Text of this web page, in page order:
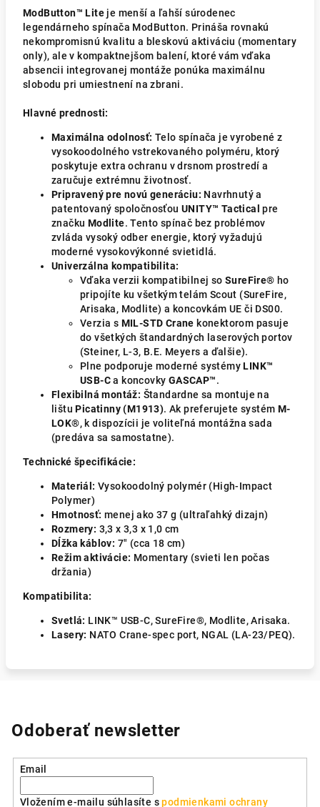
ModButton™ Lite je menší a ľahší súrodenec
legendárneho spínača ModButton. Prináša rovnakú
nekompromisnú kvalitu a bleskovú aktiváciu (momentary
only), ale v kompaktnejšom balení, ktoré vám vďaka
absencii integrovanej montáže ponúka maximálnu
slobodu pri umiestnení na zbrani.
Hlavné prednosti:
Maximálna odolnosť: Telo spínača je vyrobené z
vysokoodolného vstrekovaného polyméru, ktorý
poskytuje extra ochranu v drsnom prostredí a
zaručuje extrémnu životnosť.
Pripravený pre novú generáciu: Navrhnutý a
patentovaný spoločnosťou UNITY™ Tactical pre
značku Modlite. Tento spínač bez problémov
zvláda vysoký odber energie, ktorý vyžadujú
moderné vysokovýkonné svietidlá.
Univerzálna kompatibilita:
Vďaka verzii kompatibilnej so SureFire® ho
pripojíte ku všetkým telám Scout (SureFire,
Arisaka, Modlite) a koncovkám UE či DS00.
Verzia s MIL-STD Crane konektorom pasuje
do všetkých štandardných laserových portov
(Steiner, L-3, B.E. Meyers a ďalšie).
Plne podporuje moderné systémy LINK™
USB-C a koncovky GASCAP™.
Flexibilná montáž: Štandardne sa montuje na
lištu Picatinny (M1913). Ak preferujete systém M-
LOK®, k dispozícii je voliteľná montážna sada
(predáva sa samostatne).
Technické špecifikácie:
Materiál: Vysokoodolný polymér (High-Impact
Polymer)
Hmotnosť: menej ako 37 g (ultraľahký dizajn)
Rozmery: 3,3 x 3,3 x 1,0 cm
Dĺžka káblov: 7″ (cca 18 cm)
Režim aktivácie: Momentary (svieti len počas
držania)
Kompatibilita:
Svetlá: LINK™ USB-C, SureFire®, Modlite, Arisaka.
Lasery: NATO Crane-spec port, NGAL (LA-23/PEQ).
Odoberať newsletter
Email
Vložením e-mailu súhlasíte spodmienkami ochrany